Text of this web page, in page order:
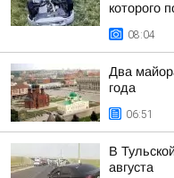
которого
08:04
Два
года
06:51
В
августа